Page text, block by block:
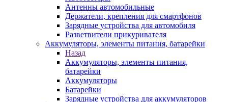
Антенны автомобильные
Держатели, крепления для смартфонов
Зарядные устройства для автомобиля
Разветвители прикуривателя
Аккумуляторы, элементы питания, батарейки
Назад
Аккумуляторы, элементы питания,
батарейки
Аккумуляторы
Батарейки
Зарядные устройства для аккумуляторов